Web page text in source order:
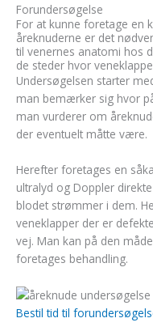
Forundersøgelse
For at kunne foretage en
åreknuderne er det
til venernes anatomi hos
de steder hvor
Undersøgelsen starter
man bemærker sig hvor
man vurderer om
der eventuelt måtte være.
Herefter foretages en
ultralyd og Doppler
blodet strømmer i dem.
veneklapper der er
vej. Man kan på den
foretages behandling.
Bestil tid til